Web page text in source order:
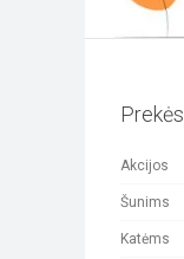
Prekės
Akcijos
Šunims
Katėms